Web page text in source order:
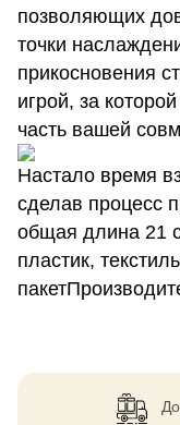
позволяющих
точки
прикосновения
игрой, за
часть вашей
Настало время
сделав процесс
общая длина 21
пластик,